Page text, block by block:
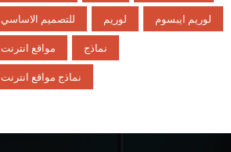
للتصميم الاساسي لوريم لوريم ايبسوم
مواقع انترنت نماذج
نماذج مواقع انترنت